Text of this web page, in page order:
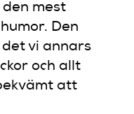
mest
Den
vi annars
och allt
att